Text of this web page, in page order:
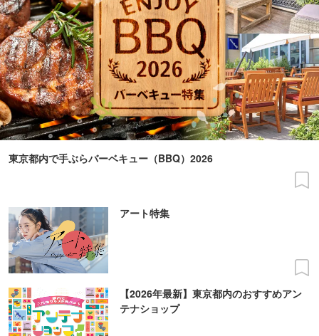
東京都内で手ぶらバーベキュー（BBQ）2026
アート特集
【2026年最新】東京都内のおすすめアン
テナショップ